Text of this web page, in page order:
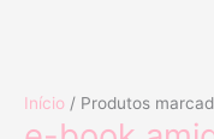
paraInício / Produtos